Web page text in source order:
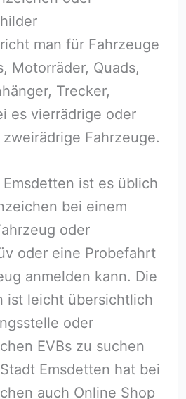
man für Fahrzeuge
Motorräder, Quads,
Trecker,
es vierrädrige oder
Fahrzeuge.
ist es üblich
bei einem
oder
oder eine Probefahrt
anmelden kann. Die
ist leicht übersichtlich
oder
EVBs zu suchen
Emsdetten hat bei
auch Online Shop